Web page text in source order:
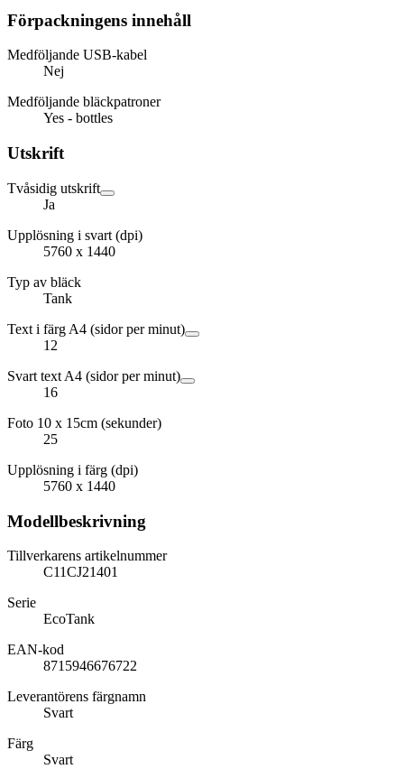
Förpackningens innehåll
Medföljande USB-kabel
Nej
Medföljande bläckpatroner
Yes - bottles
Utskrift
Tvåsidig utskrift
Ja
Upplösning i svart (dpi)
5760 x 1440
Typ av bläck
Tank
Text i färg A4 (sidor per minut)
12
Svart text A4 (sidor per minut)
16
Foto 10 x 15cm (sekunder)
25
Upplösning i färg (dpi)
5760 x 1440
Modellbeskrivning
Tillverkarens artikelnummer
C11CJ21401
Serie
EcoTank
EAN-kod
8715946676722
Leverantörens färgnamn
Svart
Färg
Svart